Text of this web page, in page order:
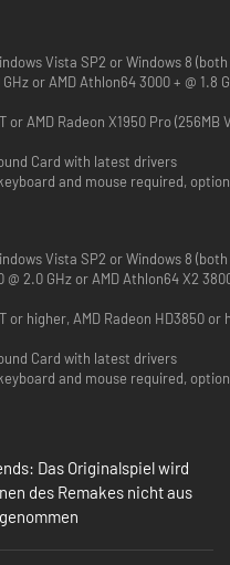
Das Spiel wird auch dann
geben, während er selbst
seine Freunde)
und sich mit ihnen in
messen, bei
auf die Probe gestellt werden.
Leistung mit Spielern aus
den musikalischen Heraus-
springen, synchron zum
zum richtigen Zeitpunkt
Raymans Bande ... eine
epische Kreaturen können
sehr klug agieren, um sie
Vista SP2 or Windows 8
or AMD Athlon64 3000 + @ 1.8
or AMD Radeon X1950 Pro
Card with latest drivers
and mouse required,
Vista SP2 or Windows 8
2.0 GHz or AMD Athlon64 X2
or higher, AMD Radeon HD3850 or
Card with latest drivers
and mouse required,
Das Originalspiel wird
des Remakes nicht aus